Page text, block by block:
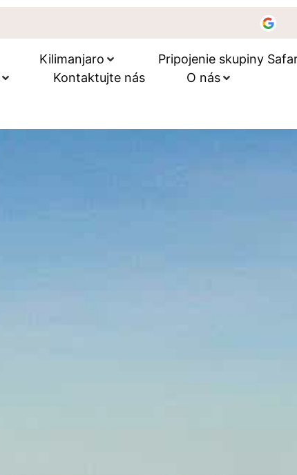
Kilimanjaro
Pripojenie skupiny
Kontaktujte nás O nás